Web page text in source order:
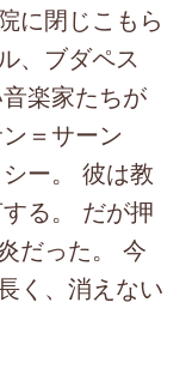
に閉じこもら
、ブダペス
楽家たちが
＝サーン
ー。 彼は教
る。 だが押
だった。 今
く、消えない